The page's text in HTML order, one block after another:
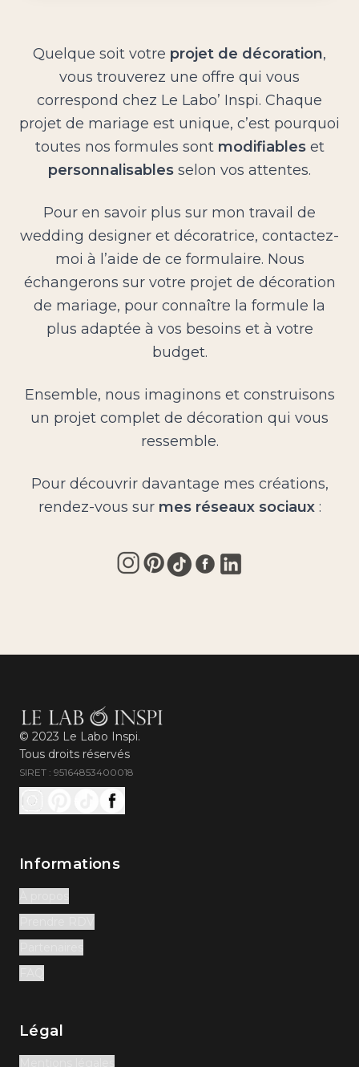
Quelque soit votre projet de décoration,
vous trouverez une offre qui vous
correspond chez Le Labo’ Inspi. Chaque
projet de mariage est unique, c’est pourquoi
toutes nos formules sontmodifiableset
personnalisables selon vos attentes.
Pour en savoir plus sur mon travail de
wedding designer et décoratrice, contactez-
moi à l’aide de ce formulaire. Nous
échangerons sur votre projet de décoration
de mariage, pour connaître la formule la
plus adaptée à vos besoins et à votre
budget.
Ensemble, nous imaginons et construisons
un projet complet de décoration qui vous
ressemble.
Pour découvrir davantage mes créations,
rendez-vous surmes réseaux sociaux:
© 2023 Le Labo Inspi.
Tous droits réservés
SIRET : 95164853400018
Informations
Légal